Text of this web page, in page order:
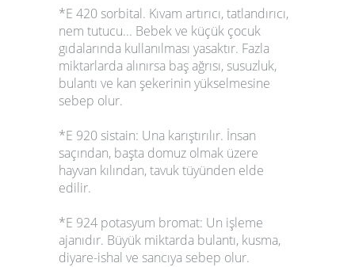
*E 420 sorbital. Kıvam artırıcı, tatlandırıcı,
nem tutucu... Bebek ve küçük çocuk
gıdalarında kullanılması yasaktır. Fazla
miktarlarda alınırsa baş ağrısı, susuzluk,
bulantı ve kan şekerinin yükselmesine
sebep olur.
*E 920 sistain: Una karıştırılır. İnsan
saçından, başta domuz olmak üzere
hayvan kılından, tavuk tüyünden elde
edilir.
*E 924 potasyum bromat: Un işleme
ajanıdır. Büyük miktarda bulantı, kusma,
diyare-ishal ve sancıya sebep olur.